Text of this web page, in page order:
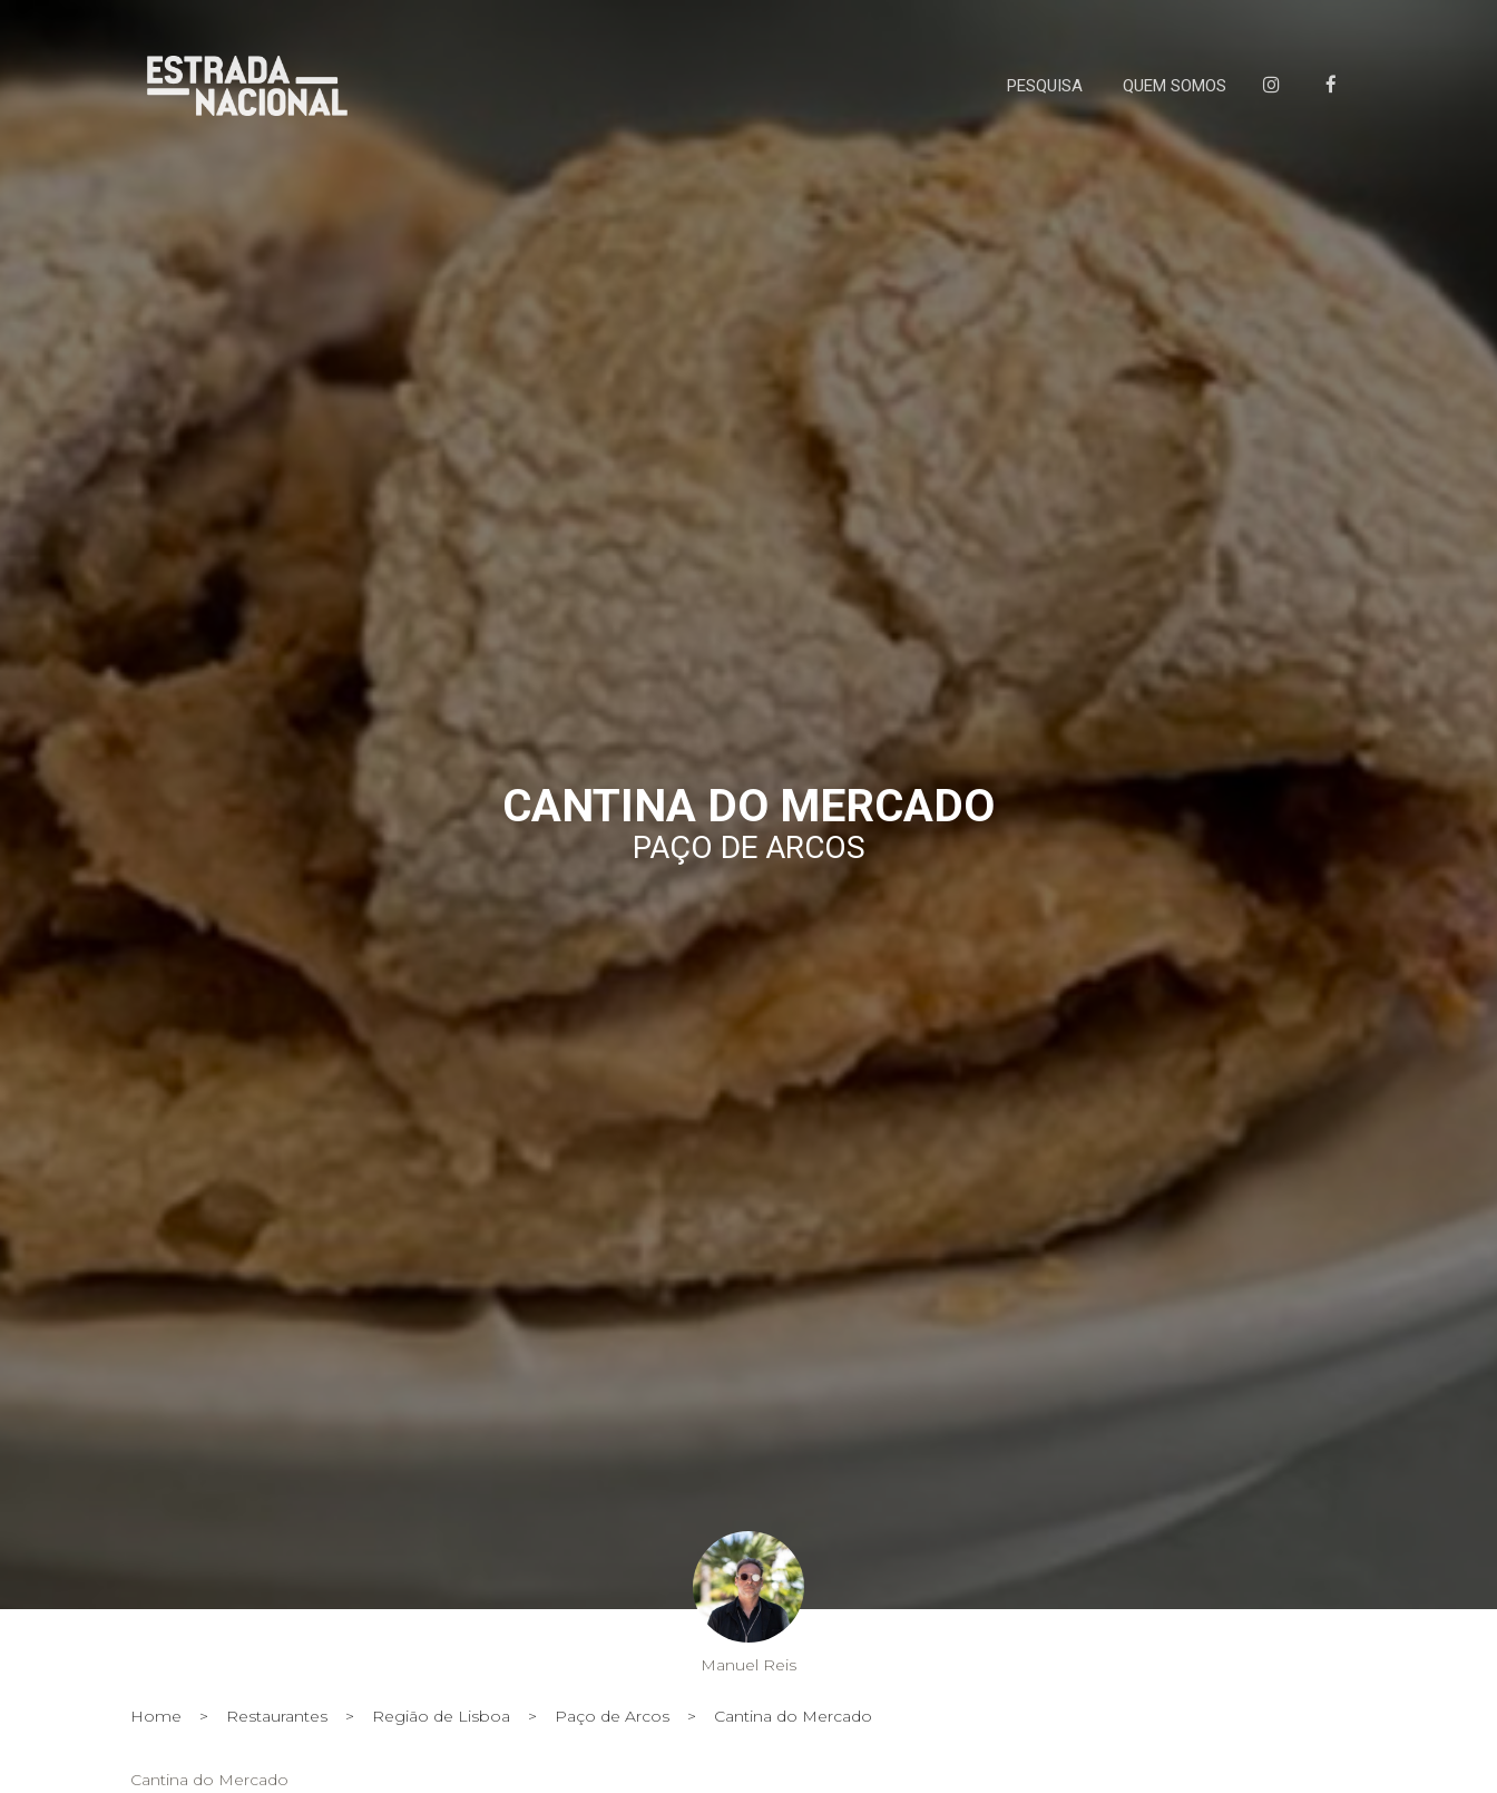
PESQUISA QUEM SOMOS
CANTINA DO MERCADO
PAÇO DE ARCOS
Manuel Reis
Home > Restaurantes > Região de Lisboa > Paço de Arcos > Cantina do Mercado
Cantina do Mercado